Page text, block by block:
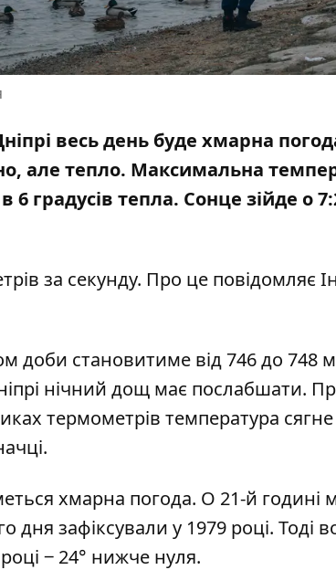
весь день буде хмарна
але тепло. Максимальна
6 градусів тепла. Сонце зійде о
за секунду. Про це повідомляє
доби становитиме від 746 до 748
нічний дощ має послабшати.
термометрів температура сягне
хмарна погода. О 21-й
зафіксували у 1979 році. Тоді
‒ 24° нижче нуля.